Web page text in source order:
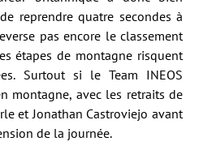
reprendre quatre secondes à
pas encore le classement
étapes de montagne risquent
Surtout si le Team INEOS
montagne, avec les retraits de
et Jonathan Castroviejo avant
de la journée.